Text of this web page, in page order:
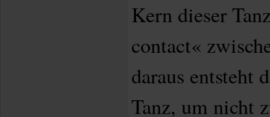
Kern dieser
contact«
daraus entsteht
Tanz, um nicht